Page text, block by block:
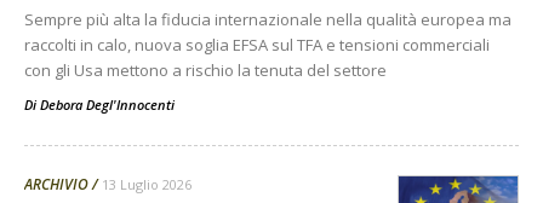
Sempre più alta la fiducia internazionale nella qualità europea ma
raccolti in calo, nuova soglia EFSA sul TFA e tensioni commerciali
con gli Usa mettono a rischio la tenuta del settore
Di Debora Degl'Innocenti
ARCHIVIO 13 Luglio 2026